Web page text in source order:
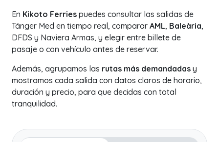
En Kikoto Ferries puedes consultar las salidas de
Tánger Med en tiempo real, comparar AML, Baleària,
DFDS y Naviera Armas, y elegir entre billete de
pasaje o con vehículo antes de reservar.
Además, agrupamos las rutas más demandadas y
mostramos cada salida con datos claros de horario,
duración y precio, para que decidas con total
tranquilidad.